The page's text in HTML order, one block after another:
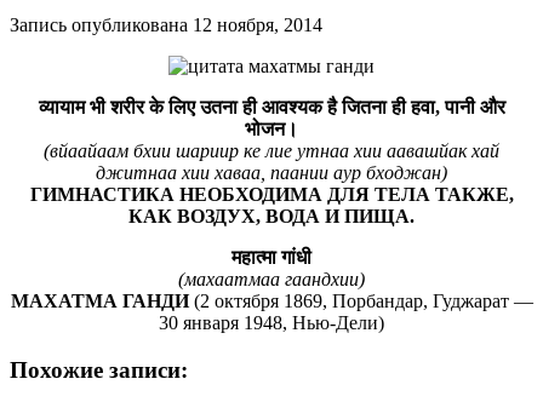
Запись опубликована 12 ноября, 2014
व्यायाम भी शरीर के लिए उतना ही आवश्यक है जितना ही हवा, पानी और
भोजन।
(вйаайаам бхии шариир ке лие утнаа хии аавашйак хай
джитнаа хии хаваа, паании аур бходжан)
ГИМНАСТИКА НЕОБХОДИМА ДЛЯ ТЕЛА ТАКЖЕ,
КАК ВОЗДУХ, ВОДА И ПИЩА.
महात्मा गांधी
(махаатмаа гаандхии)
МАХАТМА ГАНДИ(2 октября 1869, Порбандар, Гуджарат —
30 января 1948, Нью-Дели)
Похожие записи: